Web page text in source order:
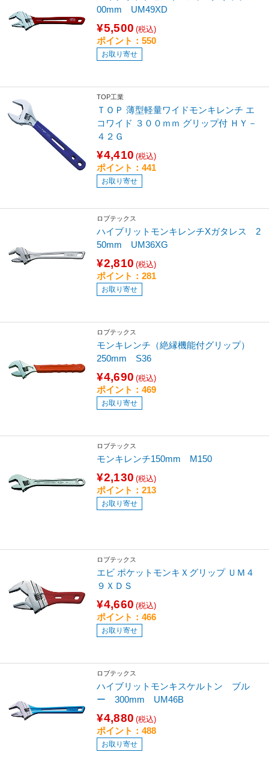
00mm UM49XD
¥5,500 (税込)
ポイント：550
お取り寄せ
TOP工業
ＴＯＰ 薄型軽量ワイドモンキレンチ エ
コワイド ３００ｍｍ グリップ付 ＨＹ－
４２Ｇ
¥4,410 (税込)
ポイント：441
お取り寄せ
ロブテックス
ハイブリットモンキレンチXガタレス 2
50mm UM36XG
¥2,810 (税込)
ポイント：281
お取り寄せ
ロブテックス
モンキレンチ（絶縁機能付グリップ）
250mm S36
¥4,690 (税込)
ポイント：469
お取り寄せ
ロブテックス
モンキレンチ150mm M150
¥2,130 (税込)
ポイント：213
お取り寄せ
ロブテックス
エビ ポケットモンキＸグリップ ＵＭ４
９ＸＤＳ
¥4,660 (税込)
ポイント：466
お取り寄せ
ロブテックス
ハイブリットモンキスケルトン ブル
ー 300mm UM46B
¥4,880 (税込)
ポイント：488
お取り寄せ